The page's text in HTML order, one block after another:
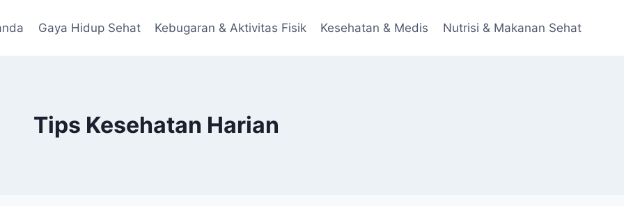
Gaya Hidup Sehat Kebugaran & Aktivitas Fisik Kesehatan & Medis Nutrisi & Makanan Sehat
Tips Kesehatan Harian